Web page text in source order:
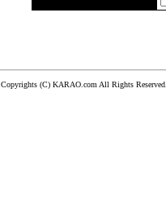
Copyrights (C) KARAO.com All Rights Reserved.